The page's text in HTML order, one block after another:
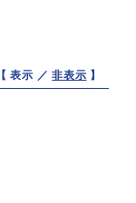
【 表示 ／非表示 】